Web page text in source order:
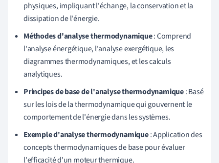
physiques, impliquant l'échange, la conservation et la
dissipation de l'énergie.
Méthodes d'analyse thermodynamique: Comprend
l'analyse énergétique, l'analyse exergétique, les
diagrammes thermodynamiques, et les calculs
analytiques.
Principes de base de l'analyse thermodynamique: Basé
sur les lois de la thermodynamique qui gouvernent le
comportement de l'énergie dans les systèmes.
Exemple d'analyse thermodynamique: Application des
concepts thermodynamiques de base pour évaluer
l'efficacité d'un moteur thermique.